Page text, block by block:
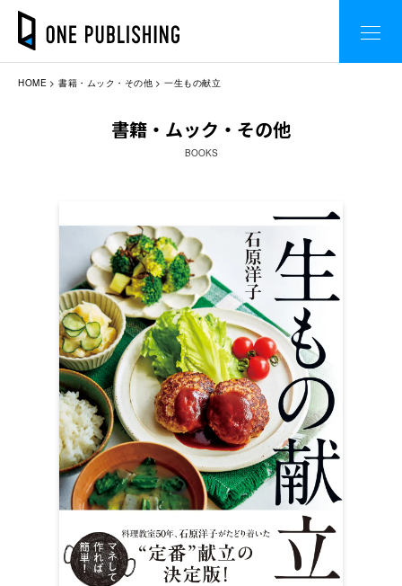
HOME 書籍・ムック・その他 一生もの献立
書籍・ムック・その他
BOOKS